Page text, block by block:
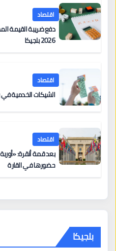
اقتصاد
دفع ضريبة القيمة
2026 بلجيكا
اقتصاد
الشيكات الخدمية في
اقتصاد
بعد قمة أنقرة:
حضورها في القارة
بلجيكا